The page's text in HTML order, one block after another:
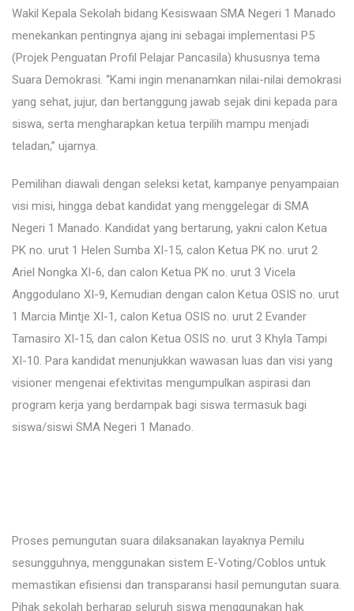
Wakil Kepala Sekolah bidang Kesiswaan SMA Negeri 1 Manado
menekankan pentingnya ajang ini sebagai implementasi P5
(Projek Penguatan Profil Pelajar Pancasila) khususnya tema
Suara Demokrasi. “Kami ingin menanamkan nilai-nilai demokrasi
yang sehat, jujur, dan bertanggung jawab sejak dini kepada para
siswa, serta mengharapkan ketua terpilih mampu menjadi
teladan,” ujarnya.
Pemilihan diawali dengan seleksi ketat, kampanye penyampaian
visi misi, hingga debat kandidat yang menggelegar di SMA
Negeri 1 Manado. Kandidat yang bertarung, yakni calon Ketua
PK no. urut 1 Helen Sumba XI-15, calon Ketua PK no. urut 2
Ariel Nongka XI-6, dan calon Ketua PK no. urut 3 Vicela
Anggodulano XI-9, Kemudian dengan calon Ketua OSIS no. urut
1 Marcia Mintje XI-1, calon Ketua OSIS no. urut 2 Evander
Tamasiro XI-15, dan calon Ketua OSIS no. urut 3 Khyla Tampi
XI-10. Para kandidat menunjukkan wawasan luas dan visi yang
visioner mengenai efektivitas mengumpulkan aspirasi dan
program kerja yang berdampak bagi siswa termasuk bagi
siswa/siswi SMA Negeri 1 Manado.
Proses pemungutan suara dilaksanakan layaknya Pemilu
sesungguhnya, menggunakan sistem E-Voting/Coblos untuk
memastikan efisiensi dan transparansi hasil pemungutan suara.
Pihak sekolah berharap seluruh siswa menggunakan hak